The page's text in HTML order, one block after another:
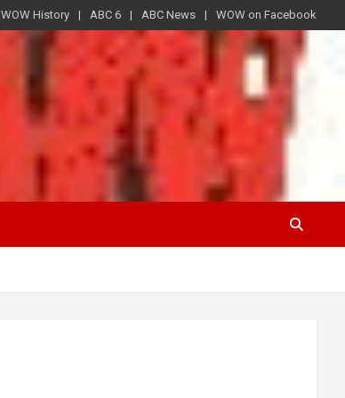
WOW History ABC 6 ABC News WOW on Facebook